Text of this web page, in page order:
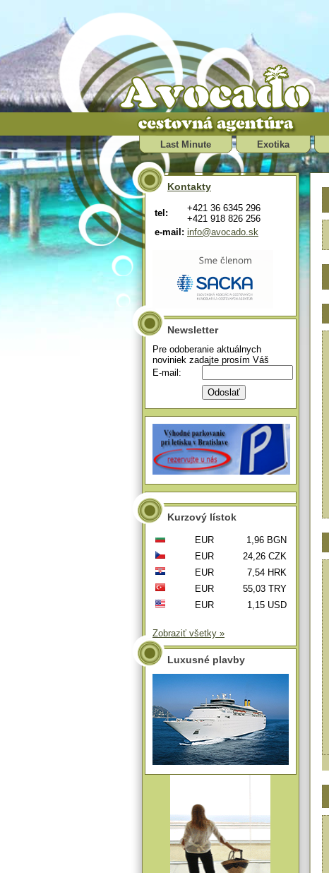
Last Minute Exotika
Kontakty
tel:
+421 36 6345 296
+421 918 826 256
e-mail: info@avocado.sk
Newsletter
Pre odoberanie aktuálnych
noviniek zadajte prosím Váš
E-mail:
Kurzový lístok
EUR
1,96 BGN
EUR
24,26 CZK
EUR
7,54 HRK
EUR
55,03 TRY
EUR
1,15 USD
Zobraziť všetky »
Luxusné plavby